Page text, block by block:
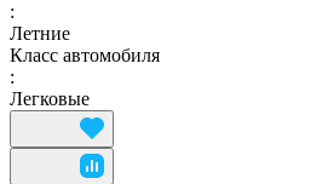
:
Летние
Класс автомобиля
:
Легковые